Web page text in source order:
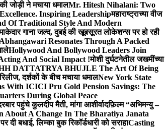
जोड़ी ने मचाया धमालMr. Hitesh Nihalani: Two
Inspiring Leadershipमहाराष्ट्राच्या वीज
Of Traditional Style And Modern
गाना जल्द, दुबई की खूबसूरत लोकेशन्स पर हो रही
Resonates Through A Packed
Hollywood And Bollywood Leaders Join
And Social Impact !मोशी दुर्घटनेतील जखमींच्या
DATTATRYA BHUJLE The Art Of Being
दर्शकों के बीच मचाया धमालNew York State
With ICICI Pru Gold Pension Savings: The
During Global Peace
पहुंचे कुलदीप मैती, मांगा आशीर्वादफ़िल्म “अभिमन्यु –
About A Change In The Bharatiya Janata
बधाई, लिम्का बुक रिकॉर्डधारी को सराहाCasting